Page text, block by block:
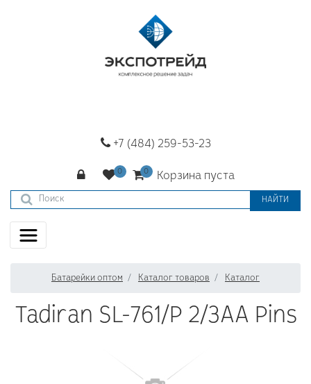
+7 (484) 259-53-23
Корзина пуста
НАЙТИ
Батарейки оптом Каталог товаров Каталог
Tadiran SL-761/P 2/3AA Pins